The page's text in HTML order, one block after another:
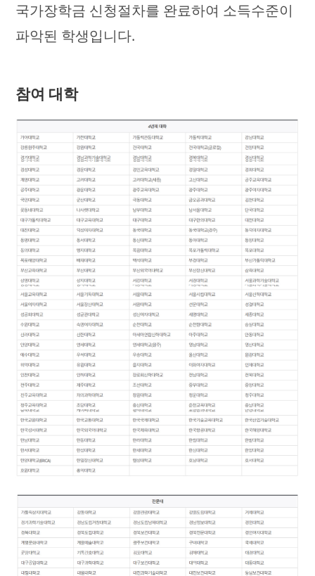
국가장학금 신청절차를 완료하여 소득수준이
파악된 학생입니다.
참여 대학